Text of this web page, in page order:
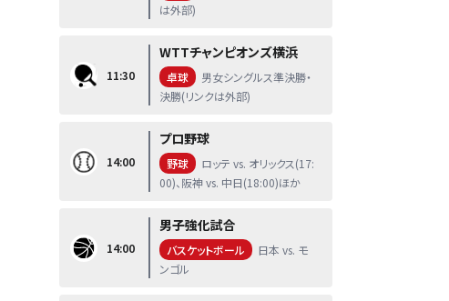
は外部)
11:30
WTTチャンピオンズ横浜
卓球
男女シングルス準決勝・
決勝(リンクは外部)
14:00
プロ野球
野球
ロッテ vs. オリックス(17:
00)、阪神 vs. 中日(18:00)ほか
14:00
男子強化試合
バスケットボール
日本 vs. モ
ンゴル